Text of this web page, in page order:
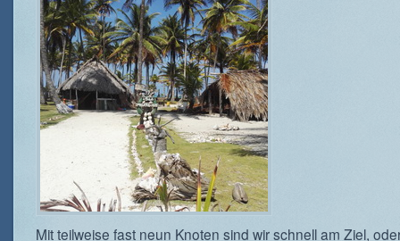
Mit teilweise fast neun Knoten sind wir schnell am Ziel,